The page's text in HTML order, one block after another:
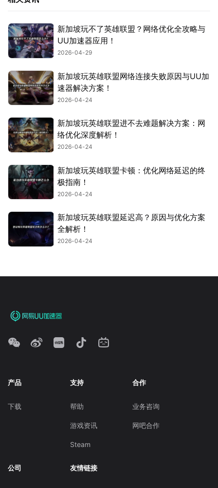
新加坡玩不了英雄联盟？网络优化全攻略与
UU加速器应用！
2026-04-29
新加坡玩英雄联盟网络连接失败原因与UU加
速器解决方案！
2026-04-24
新加坡玩英雄联盟进不去难题解决方案：网
络优化深度解析！
2026-04-24
新加坡玩英雄联盟卡顿：优化网络延迟的终
极指南！
2026-04-24
新加坡玩英雄联盟延迟高？原因与优化方案
全解析！
2026-04-24
产品
下载
支持
帮助
游戏资讯
Steam
合作
业务咨询
网吧合作
公司 友情链接